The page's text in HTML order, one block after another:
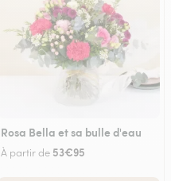
Rosa Bella et sa bulle d'eau
À partir de 53€95